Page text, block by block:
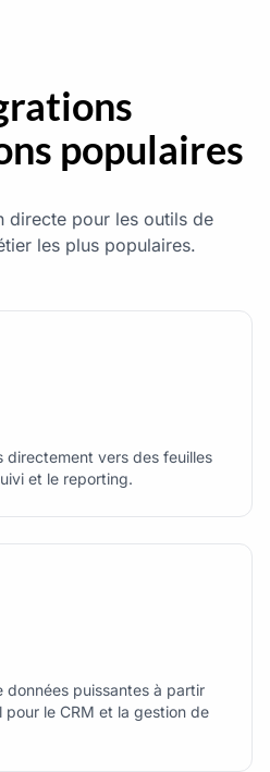
populaires
directe pour les outils de
les plus populaires.
directement vers des feuilles
et le reporting.
données puissantes à partir
le CRM et la gestion de